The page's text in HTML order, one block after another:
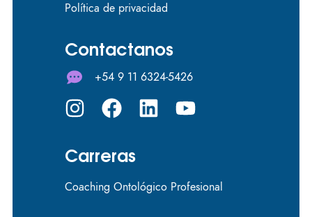
Política de privacidad
Contactanos
+54 9 11 6324-5426
Carreras
Coaching Ontológico Profesional